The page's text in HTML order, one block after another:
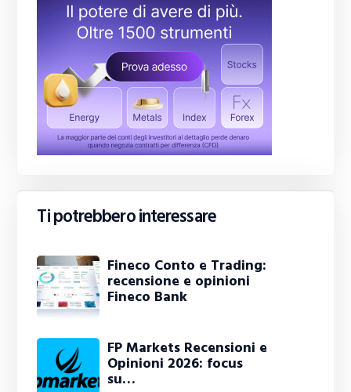
Ti potrebbero interessare
Fineco Conto e Trading:
recensione e opinioni
Fineco Bank
FP Markets Recensioni e
Opinioni 2026: focus
su…